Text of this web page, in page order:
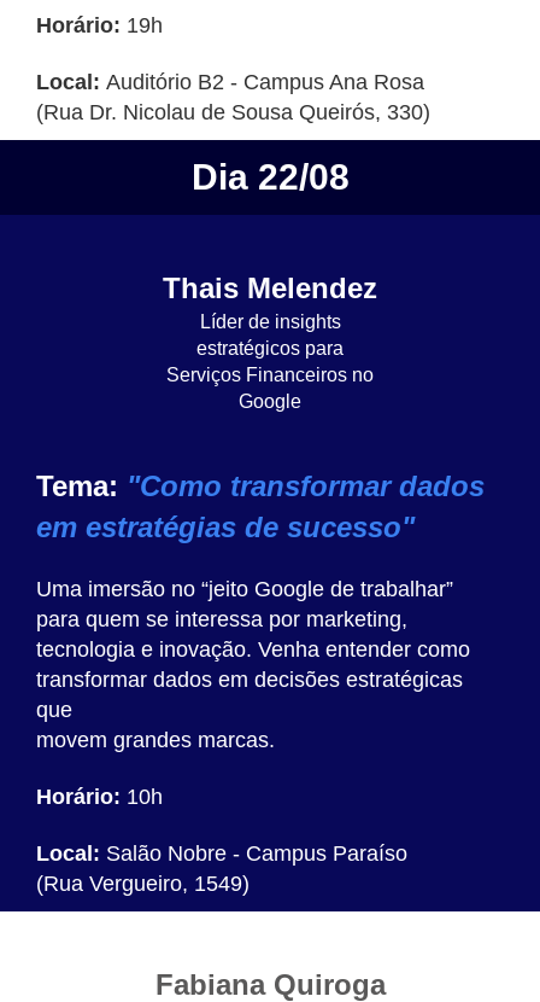
Horário: 19h
Local: Auditório B2 - Campus Ana Rosa
(Rua Dr. Nicolau de Sousa Queirós, 330)
Dia 22/08
Thais Melendez
Líder de insights
estratégicos para
Serviços Financeiros no
Google
Tema: "Como transformar dados
em estratégias de sucesso"
Uma imersão no “jeito Google de trabalhar”
para quem se interessa por marketing,
tecnologia e inovação. Venha entender como
transformar dados em decisões estratégicas
que
movem grandes marcas.
Horário: 10h
Local: Salão Nobre - Campus Paraíso
(Rua Vergueiro, 1549)
Fabiana Quiroga